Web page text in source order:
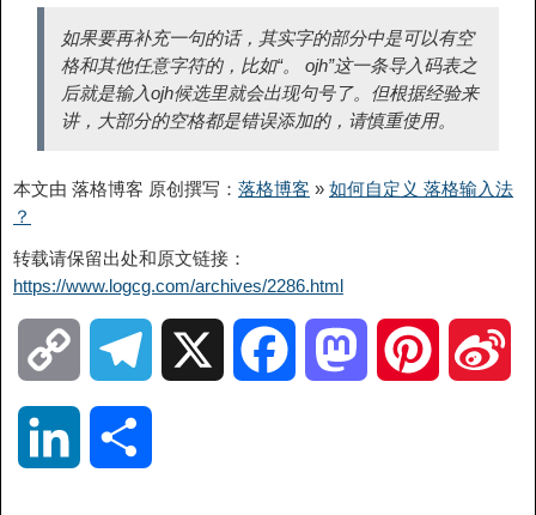
如果要再补充一句的话，其实字的部分中是可以有空
格和其他任意字符的，比如“。 ojh”这一条导入码表之
后就是输入ojh候选里就会出现句号了。但根据经验来
讲，大部分的空格都是错误添加的，请慎重使用。
本文由 落格博客 原创撰写： 落格博客 » 如何自定义 落格输入法
？
转载请保留出处和原文链接：
https://www.logcg.com/archives/2286.html
o